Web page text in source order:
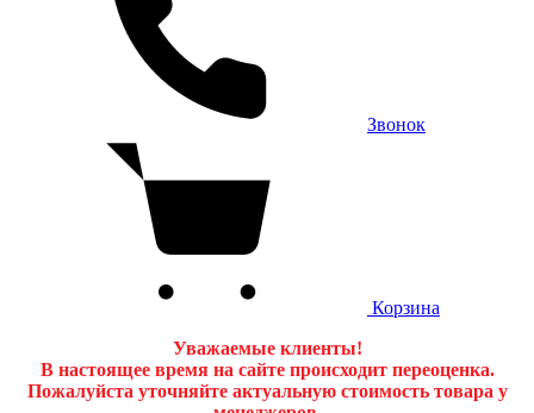
Звонок
Корзина
Уважаемые клиенты!
В настоящее время на сайте происходит переоценка.
Пожалуйста уточняйте актуальную стоимость товара у